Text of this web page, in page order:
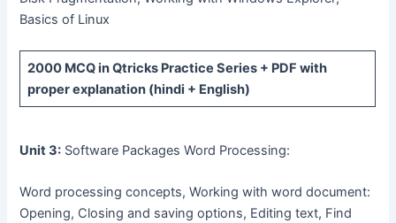
Basics of Linux
2000 MCQin Qtricks Practice Series + PDF with
proper explanation (hindi + English)
Unit 3: Software Packages Word Processing:
Word processing concepts, Working with word document:
Opening, Closing and saving options, Editing text, Find